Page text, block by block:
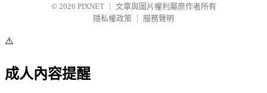
© 2026 PIXNET
文章與圖片權利屬原作者所有
隱私權政策
服務聲明
⚠️
成人內容提醒